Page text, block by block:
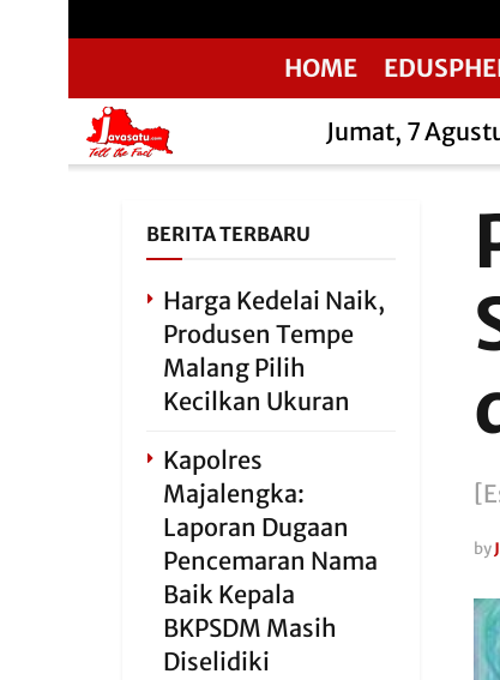
HOME
Jumat, 7
by
BERITA TERBARU
Harga Kedelai Naik,
Produsen Tempe
Malang Pilih
Kecilkan Ukuran
Kapolres
Majalengka:
Laporan Dugaan
Pencemaran Nama
Baik Kepala
BKPSDM Masih
Diselidiki